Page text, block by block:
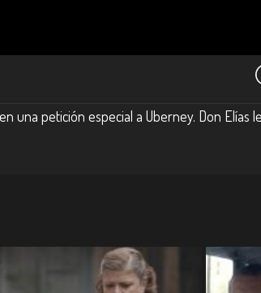
una petición especial a Uberney. Don Elías